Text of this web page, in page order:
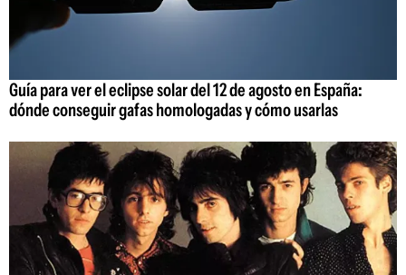
Guía para ver el eclipse solar del 12 de agosto en España:
dónde conseguir gafas homologadas y cómo usarlas